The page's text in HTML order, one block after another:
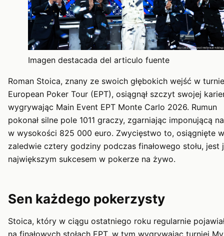
Imagen destacada del articulo fuente
Roman Stoica, znany ze swoich głębokich wejść w
European Poker Tour (EPT), osiągnął szczyt swojej
wygrywając Main Event EPT Monte Carlo 2026. Rumun
pokonał silne pole 1011 graczy, zgarniając imponującą
w wysokości 825 000 euro. Zwycięstwo to, osiągnięte w
zaledwie cztery godziny podczas finałowego stołu, jest
największym sukcesem w pokerze na żywo.
Sen każdego pokerzysty
Stoica, który w ciągu ostatniego roku regularnie